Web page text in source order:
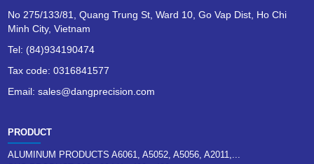
No 275/133/81, Quang Trung St, Ward 10, Go Vap Dist, Ho Chi
Minh City, Vietnam
Tel: (84)934190474
Tax code: 0316841577
Email: sales@dangprecision.com
PRODUCT
ALUMINUM PRODUCTS A6061, A5052, A5056, A2011,...